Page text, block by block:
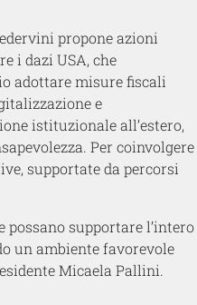
propone azioni
i dazi USA, che
adottare misure fiscali
e
istituzionale all’estero,
Per coinvolgere
supportate da percorsi
possano supportare l’intero
un ambiente favorevole
Micaela Pallini.